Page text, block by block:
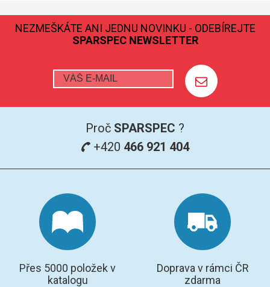
GRAFITOVÉ KELÍMKY
PŘÍSLUŠENSTVÍ PRO MS
SUBSTRÁTY
TERS
RAMAN
NEZMEŠKÁTE ANI JEDNU NOVINKU - ODEBÍREJTE
SPARSPEC NEWSLETTER
Proč SPARSPEC ?
+420 466 921 404
Přes 5000 položek v
katalogu
Doprava v rámci ČR
zdarma